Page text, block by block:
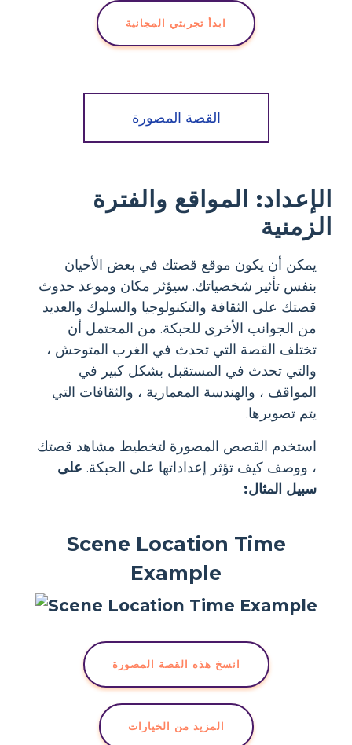
ابدأ تجربتي المجانية
القصة المصورة
الإعداد: المواقع والفترة
الزمنية
يمكن أن يكون موقع قصتك في بعض الأحيان
بنفس تأثير شخصياتك. سيؤثر مكان وموعد حدوث
قصتك على الثقافة والتكنولوجيا والسلوك والعديد
من الجوانب الأخرى للحبكة. من المحتمل أن
تختلف القصة التي تحدث في الغرب المتوحش ،
والتي تحدث في المستقبل بشكل كبير في
المواقف ، والهندسة المعمارية ، والثقافات التي
يتم تصويرها.
استخدم القصص المصورة لتخطيط مشاهد قصتك
، ووصف كيف تؤثر إعداداتها على الحبكة. على
سبيل المثال:
Scene Location Time
Example
انسخ هذه القصة المصورة
المزيد من الخيارات